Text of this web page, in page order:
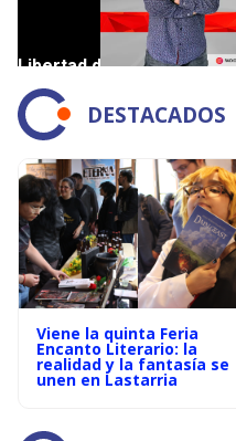
DESTACADOS
Viene la quinta Feria
Encanto Literario: la
realidad y la fantasía se
unen en Lastarria